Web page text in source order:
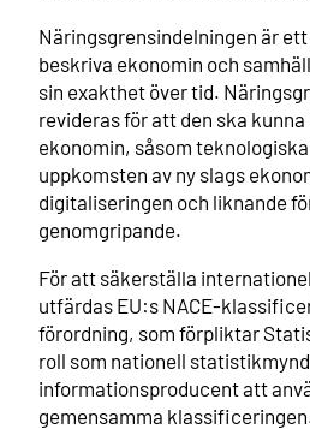
Näringsgrensindelningen är
beskriva ekonomin och
sin exakthet över tid.
revideras för att den ska
ekonomin, såsom
uppkomsten av ny slags
digitaliseringen och liknande
genomgripande.
För att säkerställa
utfärdas EU:s NACE-
förordning, som förpliktar
roll som nationell
informationsproducent att
gemensamma